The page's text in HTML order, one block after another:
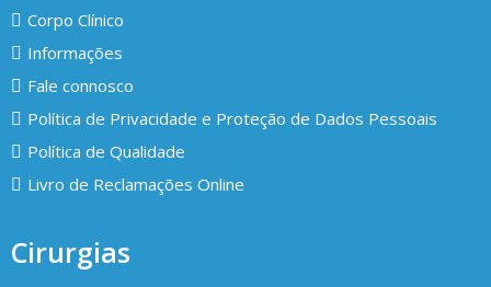
Corpo Clínico
Informações
Fale connosco
Política de Privacidade e Proteção de Dados Pessoais
Política de Qualidade
Livro de Reclamações Online
Cirurgias